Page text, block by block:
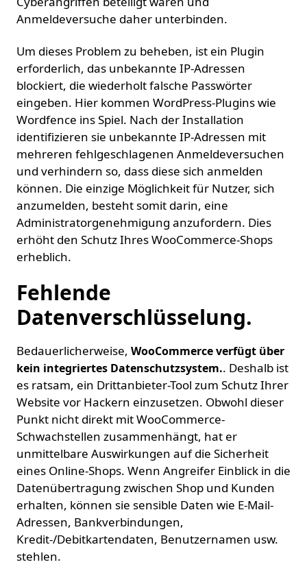
Anmeldeversuche daher unterbinden.
Um dieses Problem zu beheben, ist ein Plugin
erforderlich, das unbekannte IP-Adressen
blockiert, die wiederholt falsche Passwörter
eingeben. Hier kommen WordPress-Plugins wie
Wordfence ins Spiel. Nach der Installation
identifizieren sie unbekannte IP-Adressen mit
mehreren fehlgeschlagenen Anmeldeversuchen
und verhindern so, dass diese sich anmelden
können. Die einzige Möglichkeit für Nutzer, sich
anzumelden, besteht somit darin, eine
Administratorgenehmigung anzufordern. Dies
erhöht den Schutz Ihres WooCommerce-Shops
erheblich.
Fehlende
Datenverschlüsselung.
Bedauerlicherweise, WooCommerce verfügt über
kein integriertes Datenschutzsystem.. Deshalb ist
es ratsam, ein Drittanbieter-Tool zum Schutz Ihrer
Website vor Hackern einzusetzen. Obwohl dieser
Punkt nicht direkt mit WooCommerce-
Schwachstellen zusammenhängt, hat er
unmittelbare Auswirkungen auf die Sicherheit
eines Online-Shops. Wenn Angreifer Einblick in die
Datenübertragung zwischen Shop und Kunden
erhalten, können sie sensible Daten wie E-Mail-
Adressen, Bankverbindungen,
Kredit-/Debitkartendaten, Benutzernamen usw.
stehlen.